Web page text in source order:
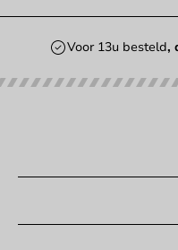
Voor 13u besteld,